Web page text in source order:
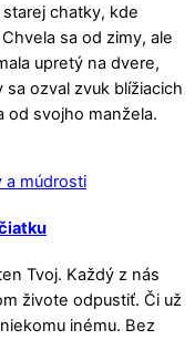
chatky, kde
sa od zimy, ale
upretý na dvere,
ozval zvuk blížiacich
od svojho manžela.
a múdrosti
Tvoj. Každý z nás
živote odpustiť. Či už
inému. Bez